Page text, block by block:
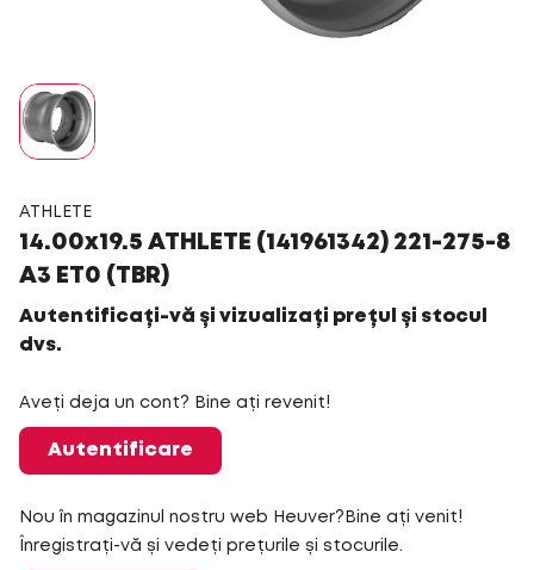
ATHLETE
14.00x19.5 ATHLETE (141961342) 221-275-8
A3 ET0 (TBR)
Autentificați-vă și vizualizați prețul și stocul
dvs.
Aveți deja un cont? Bine ați revenit!
Autentificare
Nou în magazinul nostru web Heuver?Bine ați venit!
Înregistrați-vă și vedeți prețurile și stocurile.